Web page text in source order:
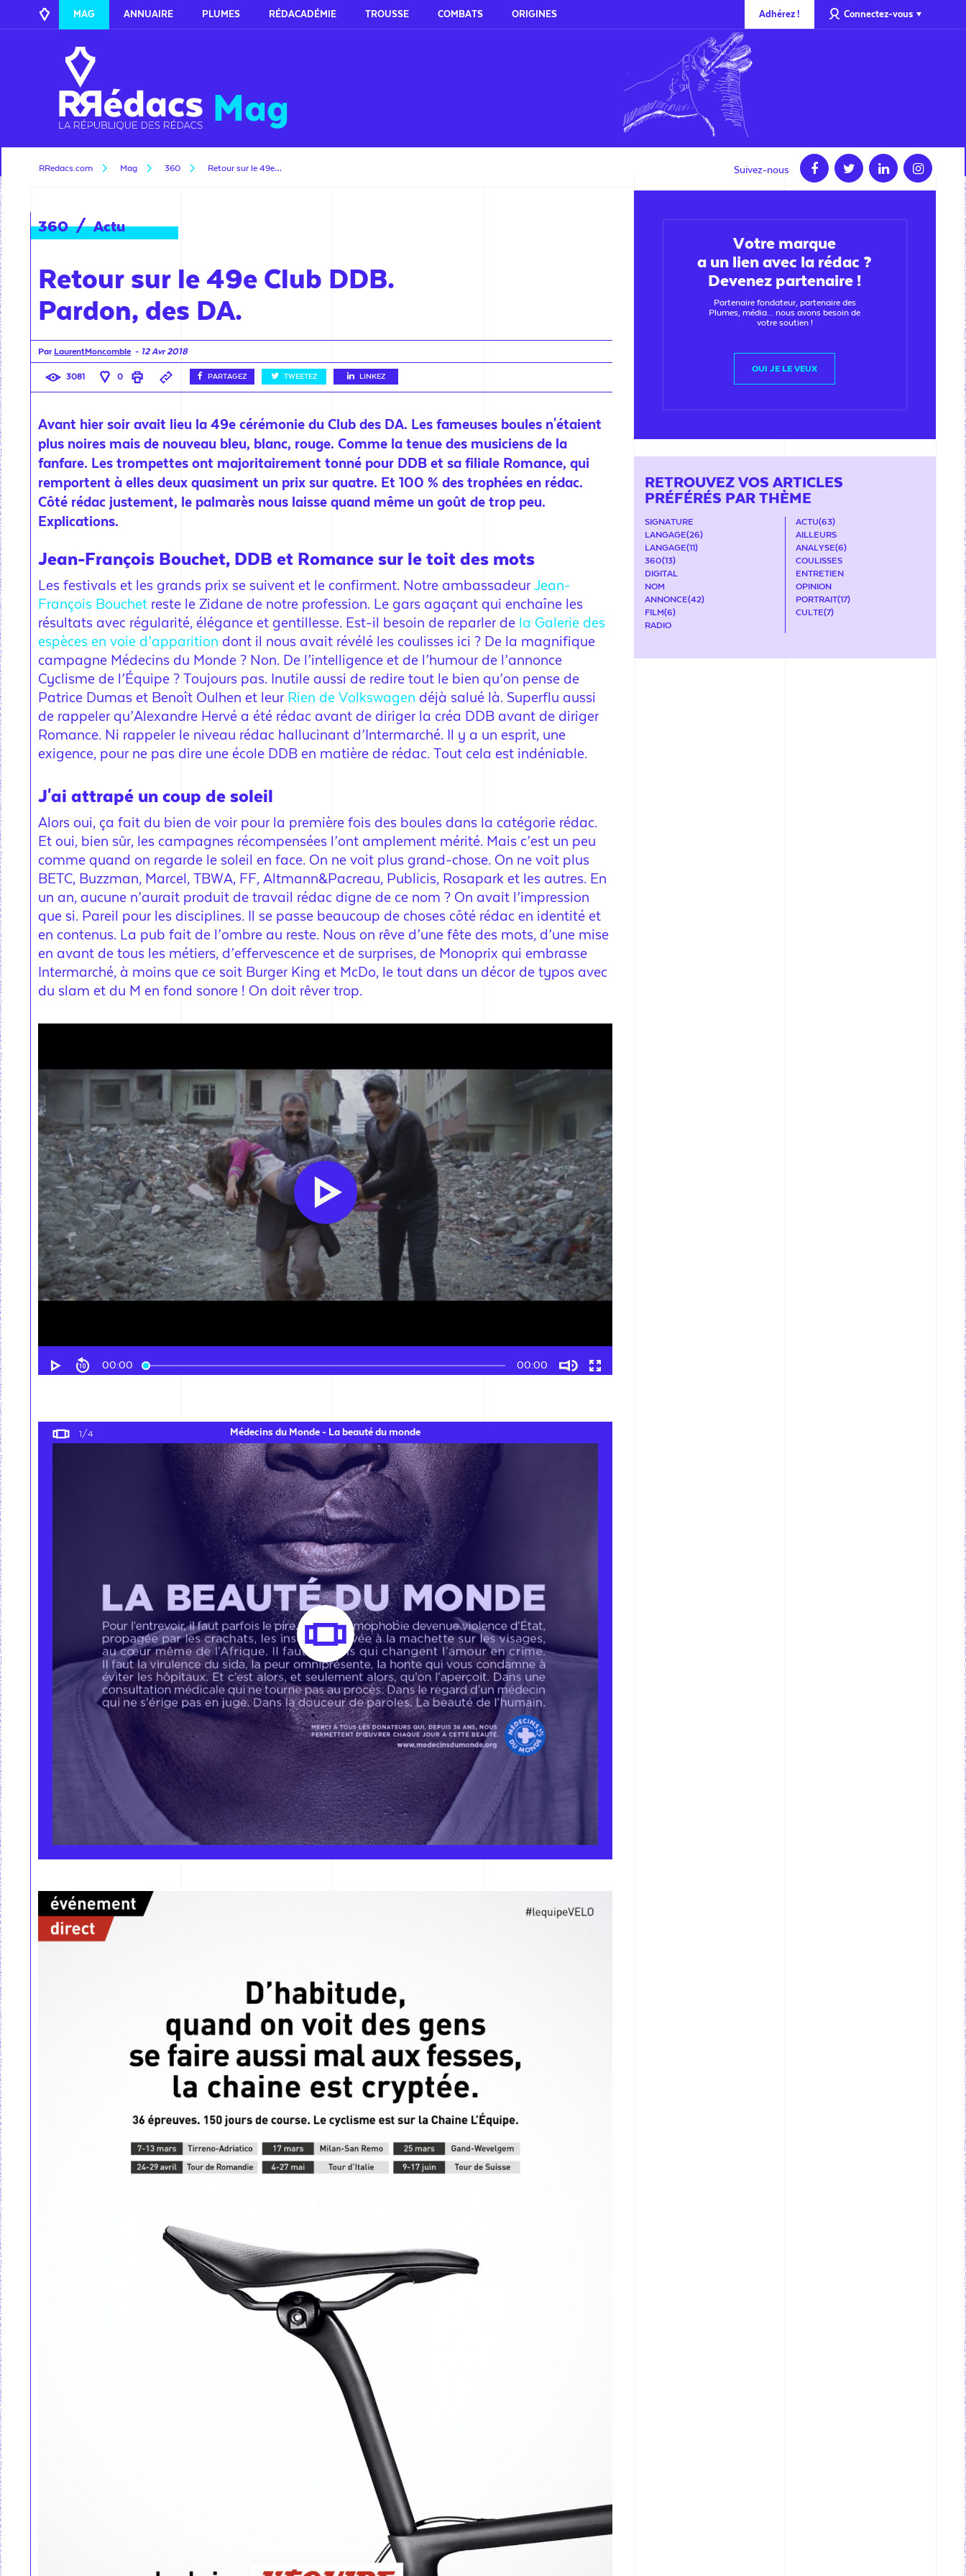
MAG ANNUAIRE PLUMES RÉDACADÉMIE TROUSSE COMBATS ORIGINES Connectez-vous
Adhérez !
Mag
RRedacs.com Mag 360 Retour sur le 49e… Suivez-nous
360 / Actu
Retour sur le 49e Club DDB.
Pardon, des DA.
Par LaurentMoncomble - 12 Avr 2018
3081 0 PARTAGEZ TWEETEZ LINKEZ
Avant hier soir avait lieu la 49e cérémonie du Club des DA. Les fameuses boules n'étaient
plus noires mais de nouveau bleu, blanc, rouge. Comme la tenue des musiciens de la
fanfare. Les trompettes ont majoritairement tonné pour DDB et sa filiale Romance, qui
remportent à elles deux quasiment un prix sur quatre. Et 100 % des trophées en rédac.
Côté rédac justement, le palmarès nous laisse quand même un goût de trop peu.
Explications.
Jean-François Bouchet, DDB et Romance sur le toit des mots
Les festivals et les grands prix se suivent et le confirment. Notre ambassadeur Jean-
François Bouchet reste le Zidane de notre profession. Le gars agaçant qui enchaîne les
résultats avec régularité, élégance et gentillesse. Est-il besoin de reparler de la Galerie des
espèces en voie d’apparition dont il nous avait révélé les coulisses ici ? De la magnifique
campagne Médecins du Monde ? Non. De l’intelligence et de l’humour de l’annonce
Cyclisme de l’Équipe ? Toujours pas. Inutile aussi de redire tout le bien qu’on pense de
Patrice Dumas et Benoît Oulhen et leur Rien de Volkswagen déjà salué là. Superflu aussi
de rappeler qu’Alexandre Hervé a été rédac avant de diriger la créa DDB avant de diriger
Romance. Ni rappeler le niveau rédac hallucinant d’Intermarché. Il y a un esprit, une
exigence, pour ne pas dire une école DDB en matière de rédac. Tout cela est indéniable.
J'ai attrapé un coup de soleil
Alors oui, ça fait du bien de voir pour la première fois des boules dans la catégorie rédac.
Et oui, bien sûr, les campagnes récompensées l’ont amplement mérité. Mais c’est un peu
comme quand on regarde le soleil en face. On ne voit plus grand-chose. On ne voit plus
BETC, Buzzman, Marcel, TBWA, FF, Altmann&Pacreau, Publicis, Rosapark et les autres. En
un an, aucune n’aurait produit de travail rédac digne de ce nom ? On avait l’impression
que si. Pareil pour les disciplines. Il se passe beaucoup de choses côté rédac en identité et
en contenus. La pub fait de l’ombre au reste. Nous on rêve d’une fête des mots, d’une mise
en avant de tous les métiers, d’effervescence et de surprises, de Monoprix qui embrasse
Intermarché, à moins que ce soit Burger King et McDo, le tout dans un décor de typos avec
du slam et du M en fond sonore ! On doit rêver trop.
00:00 00:00
1/4 Médecins du Monde - La beauté du monde
Votre marque
a un lien avec la rédac ?
Devenez partenaire !
Partenaire fondateur, partenaire des
Plumes, média... nous avons besoin de
votre soutien !
OUI JE LE VEUX
RETROUVEZ VOS ARTICLES
PRÉFÉRÉS PAR THÈME
SIGNATURE
LANGAGE(26)
LANGAGE(11)
360(13)
DIGITAL
NOM
ANNONCE(42)
FILM(6)
RADIO
ACTU(63)
AILLEURS
ANALYSE(6)
COULISSES
ENTRETIEN
OPINION
PORTRAIT(17)
CULTE(7)